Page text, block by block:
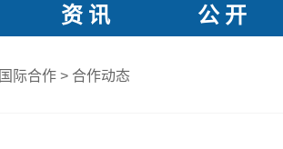
资 讯 公 开
国际合作 > 合作动态